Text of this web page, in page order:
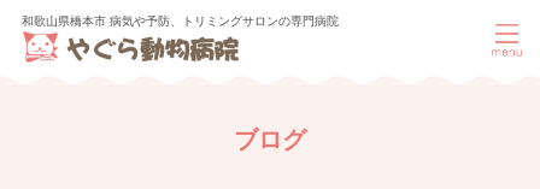
和歌山県橋本市 病気や予防、トリミングサロンの専門病院
ブログ